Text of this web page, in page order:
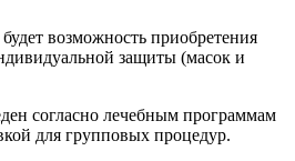
возможность приобретения
защиты (масок и
согласно лечебным программам
для групповых процедур.